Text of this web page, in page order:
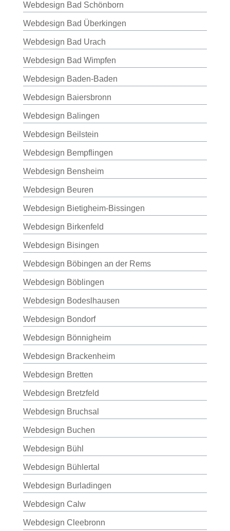
Webdesign Bad Schönborn
Webdesign Bad Überkingen
Webdesign Bad Urach
Webdesign Bad Wimpfen
Webdesign Baden-Baden
Webdesign Baiersbronn
Webdesign Balingen
Webdesign Beilstein
Webdesign Bempflingen
Webdesign Bensheim
Webdesign Beuren
Webdesign Bietigheim-Bissingen
Webdesign Birkenfeld
Webdesign Bisingen
Webdesign Böbingen an der Rems
Webdesign Böblingen
Webdesign Bodeslhausen
Webdesign Bondorf
Webdesign Bönnigheim
Webdesign Brackenheim
Webdesign Bretten
Webdesign Bretzfeld
Webdesign Bruchsal
Webdesign Buchen
Webdesign Bühl
Webdesign Bühlertal
Webdesign Burladingen
Webdesign Calw
Webdesign Cleebronn